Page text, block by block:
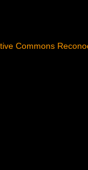
Commons